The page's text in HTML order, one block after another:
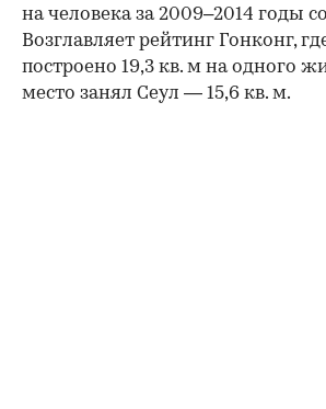
на человека за 2009–2014 годы
Возглавляет рейтинг Гонконг,
построено 19,3 кв. м на одного
место занял Сеул — 15,6 кв. м.